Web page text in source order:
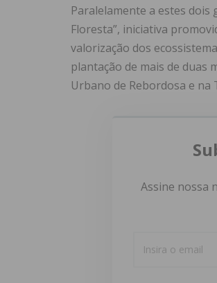
Paralelamente a estes
Floresta”, iniciativa
valorização dos
plantação de mais de duas
Urbano de Rebordosa e na
Assine nossa